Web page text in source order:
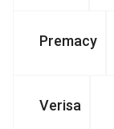
Premacy
Verisa